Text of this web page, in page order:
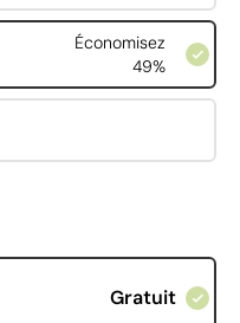
Économisez
49%
Gratuit